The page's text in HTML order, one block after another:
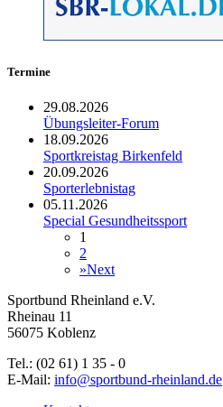
Termine
29.08.2026
Übungsleiter-Forum
18.09.2026
Sportkreistag Birkenfeld
20.09.2026
Sporterlebnistag
05.11.2026
Special Gesundheitssport
1
2
»Next
Sportbund Rheinland e.V.
Rheinau 11
56075 Koblenz
Tel.: (02 61) 1 35 - 0
E-Mail: info@sportbund-rheinland.de